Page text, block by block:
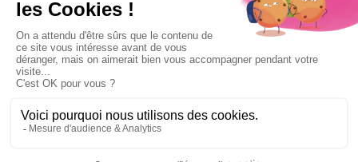
Savigny le temple
Communication
Fontainebleau
Agence de
Communication Corbeil
Essonnes
Communication
Villejuif
Communication Choisy